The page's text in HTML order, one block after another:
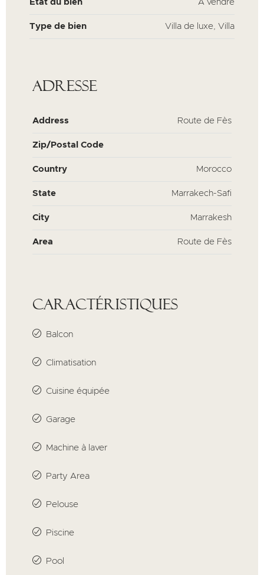
Etat du bien À vendre
Type de bien Villa de luxe, Villa
Adresse
Address Route de Fès
Zip/Postal Code
Country Morocco
State Marrakech-Safi
City Marrakesh
Area Route de Fès
Caractéristiques
Balcon
Climatisation
Cuisine équipée
Garage
Machine à laver
Party Area
Pelouse
Piscine
Pool